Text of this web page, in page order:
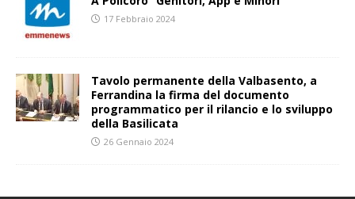
17 Febbraio 2024
Tavolo permanente della Valbasento, a
Ferrandina la firma del documento
programmatico per il rilancio e lo sviluppo
della Basilicata
26 Gennaio 2024